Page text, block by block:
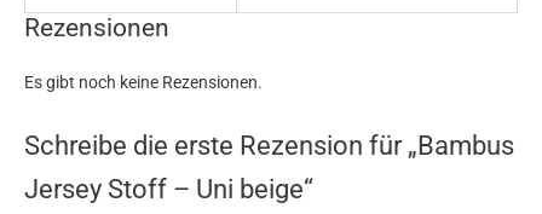
Rezensionen
Es gibt noch keine Rezensionen.
Schreibe die erste Rezension für „Bambus
Jersey Stoff – Uni beige“